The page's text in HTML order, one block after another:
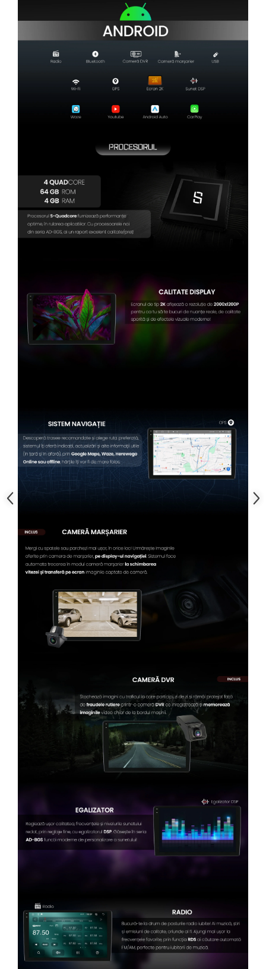
Camere Fiat
Camere înregistrare trafic
Accesorii multimedia
Conectică Auto
Conectică Auto
Conectică Volkswagen
Conectică Mercedes Benz
Conectică Skoda
Conectică Honda
Conectică Chevrolet
Conectică Suzuki
Conectică Renault
Conectică Kia
Conectică Mitsubishi
Lumini ambientale